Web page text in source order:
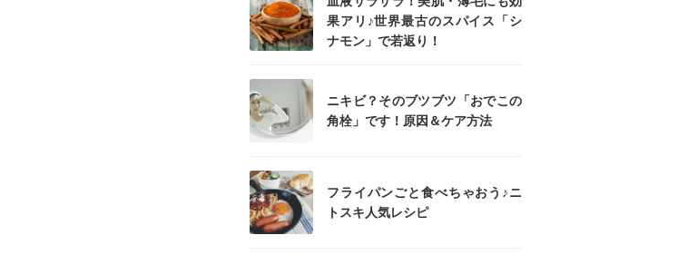
果アリ♪世界最古のスパイス「シ
ナモン」で若返り！
ニキビ？そのブツブツ「おでこの
角栓」です！原因＆ケア方法
フライパンごと食べちゃおう♪ニ
トスキ人気レシピ